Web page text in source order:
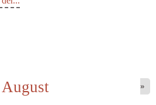
und...
August »